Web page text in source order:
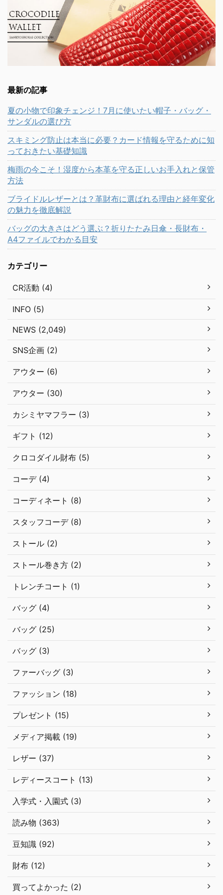
最新の記事
夏の小物で印象チェンジ！7月に使いたい帽子・バッグ・
サンダルの選び方
スキミング防止は本当に必要？カード情報を守るために知
っておきたい基礎知識
梅雨の今こそ！湿度から本革を守る正しいお手入れと保管
方法
ブライドルレザーとは？革財布に選ばれる理由と経年変化
の魅力を徹底解説
バッグの大きさはどう選ぶ？折りたたみ日傘・長財布・
A4ファイルでわかる目安
カテゴリー
CR活動 (4)
INFO (5)
NEWS (2,049)
SNS企画 (2)
アウター (6)
アウター (30)
カシミヤマフラー (3)
ギフト (12)
クロコダイル財布 (5)
コーデ (4)
コーディネート (8)
スタッフコーデ (8)
ストール (2)
ストール巻き方 (2)
トレンチコート (1)
バッグ (4)
バッグ (25)
バッグ (3)
ファーバッグ (3)
ファッション (18)
プレゼント (15)
メディア掲載 (19)
レザー (37)
レディースコート (13)
入学式・入園式 (3)
読み物 (363)
豆知識 (92)
財布 (12)
買ってよかった (2)